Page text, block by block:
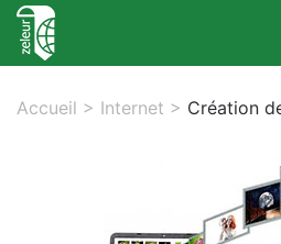
Accueil > Internet > Création